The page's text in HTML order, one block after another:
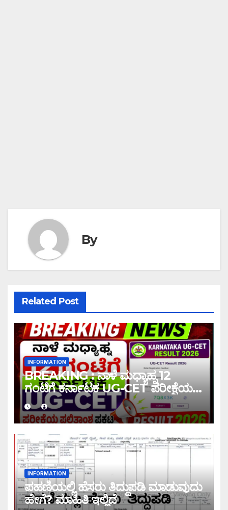
By
Related Post
INFORMATION
BREAKING : ನಾಳೆ ಮಧ್ಯಾಹ್ನ 12
ಗಂಟೆಗೆ ಕರ್ನಾಟಕ UG-CET ಪರೀಕ್ಷೆಯ
ಫಲಿತಾಂಶ ಪ್ರಕಟ |UG-CET Result
2026
INFORMATION
ಪಹಣಿಯಲ್ಲಿ ಹೆಸರು ತಿದ್ದುಪಡಿ ಮಾಡುವುದು
ಹೇಗೆ? ಮಾಹಿತಿ ಇಲ್ಲಿದೆ